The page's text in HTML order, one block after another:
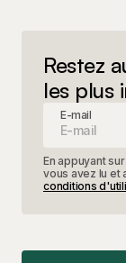
Restez
les plus
E-mail
En appuyant
vous avez lu et
conditions